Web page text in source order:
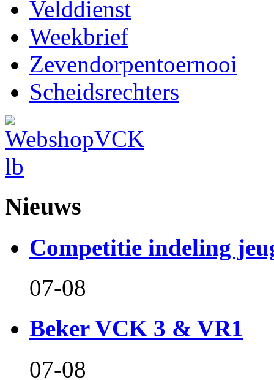
Velddienst
Weekbrief
Zevendorpentoernooi
Scheidsrechters
Nieuws
Competitie indeling
07-08
Beker VCK 3 & VR1
07-08